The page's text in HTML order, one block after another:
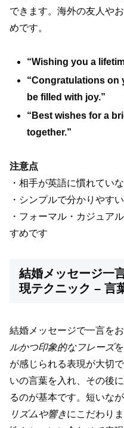
できます。海外の友人や
めです。
“Wishing you a
“Congratulations on
be filled with joy.”
“Best wishes for a
together.”
注意点
・相手が英語に慣れてい
・シンプルで分かりやす
・フォーマル・カジュア
すめです
結婚メッセージ一
現テクニック – 言
結婚メッセージで一言を
ルかつ印象的なフレーズ
が感じられる表現が大切
いの言葉を入れ、その後
るのが基本です。短いな
リズムや響きにこだわり